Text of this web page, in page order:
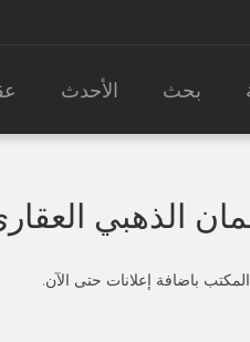
بحث الأحدث
الذهبي
باضافة إعلانات حتى الآن.